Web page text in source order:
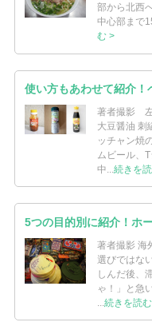
部から北西
中心部まで
む >
使い方もあわせて紹介！
著者撮影 左
大豆醤油 刺
ッチャン焼
ムビール、
中...続きを
5つの目的別に紹介！ホ
著者撮影 海
選びではな
しんだ後、
ゃ！」と急
...続きを読